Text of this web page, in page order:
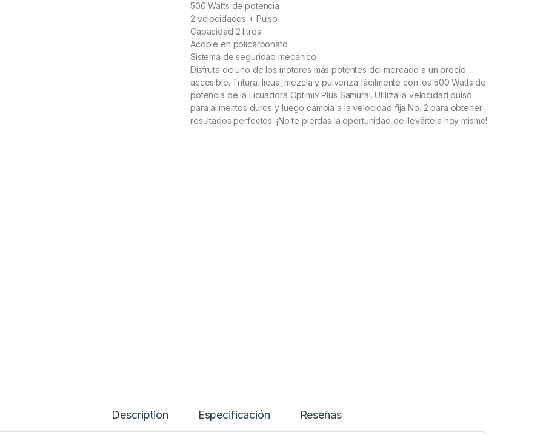
500 Watts de potencia
2 velocidades + Pulso
Capacidad 2 litros
Acople en policarbonato
Sistema de seguridad mecánico
Disfruta de uno de los motores más potentes del mercado a un precio
accesible. Tritura, licua, mezcla y pulveriza fácilmente con los 500 Watts de
potencia de la Licuadora Optimix Plus Samurai. Utiliza la velocidad pulso
para alimentos duros y luego cambia a la velocidad fija No. 2 para obtener
resultados perfectos. ¡No te pierdas la oportunidad de llevártela hoy mismo!
Description Especificación Reseñas